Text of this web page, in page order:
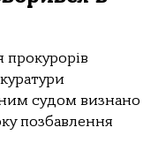
прокурорів
судом визнано
позбавлення